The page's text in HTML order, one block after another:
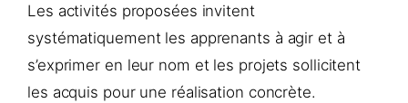
Les activités proposées invitent
systématiquement les apprenants à agir et à
s’exprimer en leur nom et les projets sollicitent
les acquis pour une réalisation concrète.